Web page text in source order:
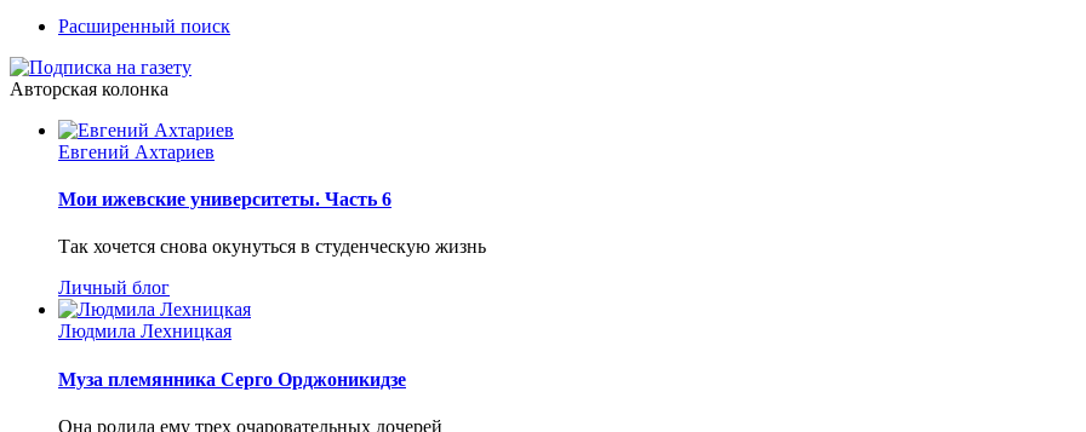
Расширенный поиск
Авторская колонка
Евгений Ахтариев
Мои ижевские университеты. Часть 6
Так хочется снова окунуться в студенческую жизнь
Личный блог
Людмила Лехницкая
Муза племянника Серго Орджоникидзе
Она родила ему трех очаровательных дочерей